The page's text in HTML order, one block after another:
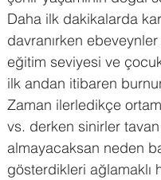
Daha ilk dakikalarda
davranırken
eğitim seviyesi ve
ilk andan itibaren
Zaman ilerledikçe
vs. derken sinirler tavan
almayacaksan neden
gösterdikleri ağlamaklı